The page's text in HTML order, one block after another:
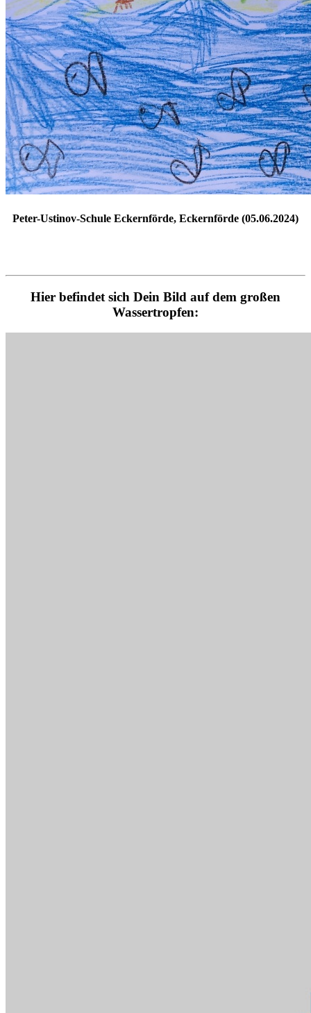
Peter-Ustinov-Schule Eckernförde, Eckernförde (05.06.2024)
Hier befindet sich Dein Bild auf dem großen
Wassertropfen: